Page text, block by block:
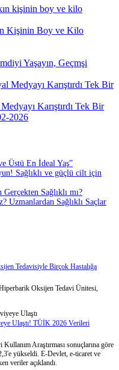
Kişinin Boy ve Kilo
Yaşayın, Geçmşi
Karıştırdı Tek Bir
2026
Üstü En İdeal Yaş”
Sağlıklı ve güçlü cilt için
Sağlıklı mı?
Uzmanlardan Sağlıklı Saçlar
Tedavisiyle Birçok Hastalığa
Oksijen Tedavi Ünitesi,
Ulaştı! TÜİK 2026 Verileri
Araştırması sonuçlarına göre
yükseldi. E-Devlet, e-ticaret ve
veriler açıklandı.